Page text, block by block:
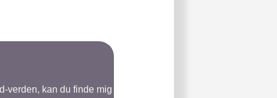
verden, kan du finde mig